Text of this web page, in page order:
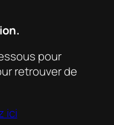
pour
retrouver de
ici